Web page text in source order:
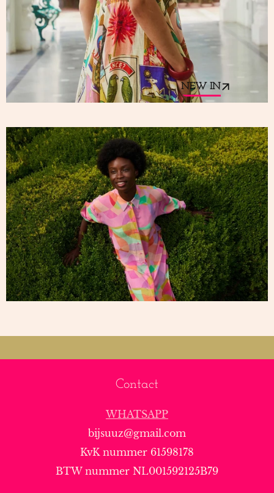
NEW IN
Contact
WHATSAPP
bijsuuz@gmail.com
KvK nummer 61598178
BTW nummer NL001592125B79